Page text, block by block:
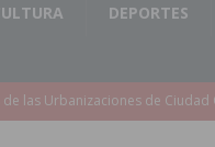
DEPORTES
Fiestas Patronales en honor